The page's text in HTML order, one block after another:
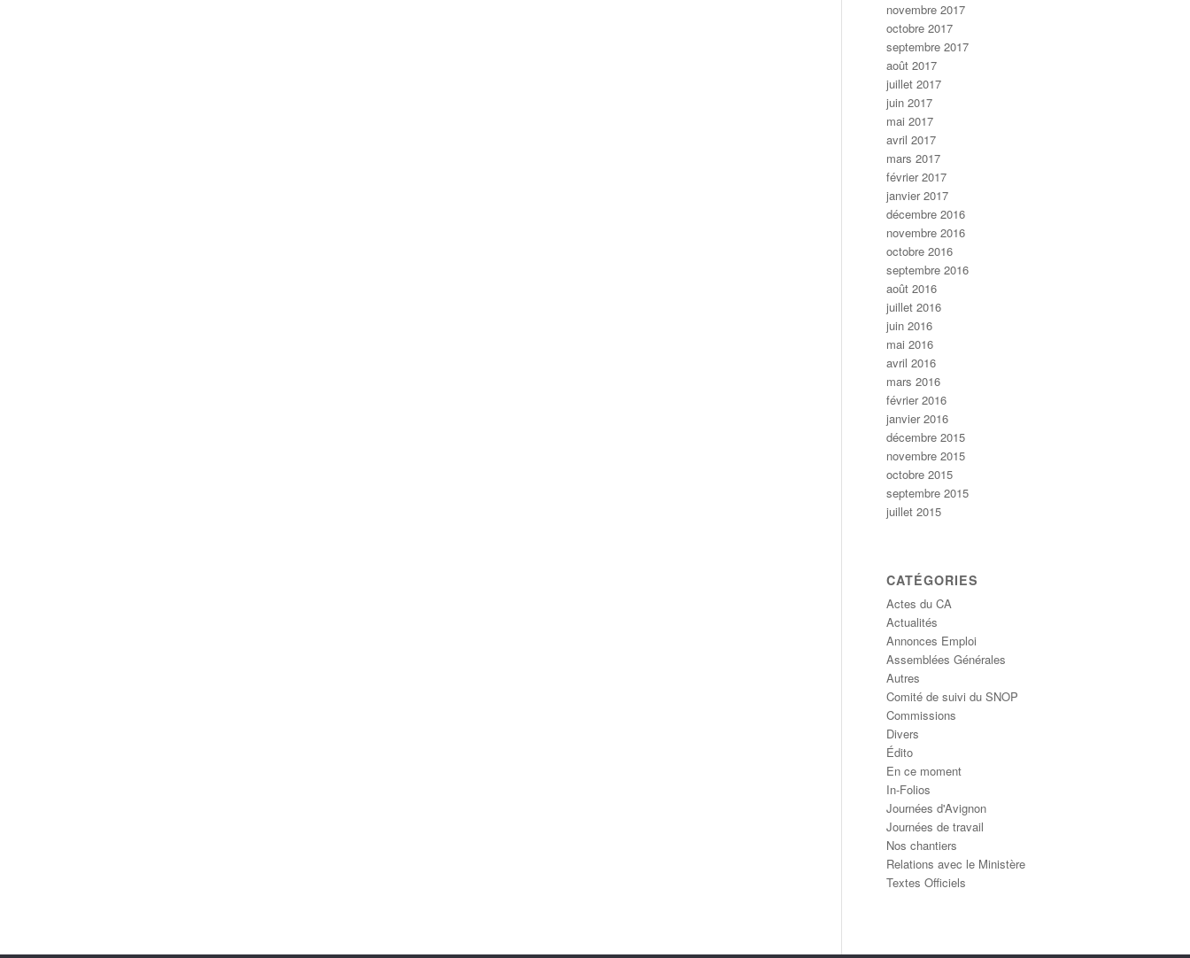
novembre 2017
octobre 2017
septembre 2017
août 2017
juillet 2017
juin 2017
mai 2017
avril 2017
mars 2017
février 2017
janvier 2017
décembre 2016
novembre 2016
octobre 2016
septembre 2016
août 2016
juillet 2016
juin 2016
mai 2016
avril 2016
mars 2016
février 2016
janvier 2016
décembre 2015
novembre 2015
octobre 2015
septembre 2015
juillet 2015
CATÉGORIES
Actes du CA
Actualités
Annonces Emploi
Assemblées Générales
Autres
Comité de suivi du SNOP
Commissions
Divers
Édito
En ce moment
In-Folios
Journées d'Avignon
Journées de travail
Nos chantiers
Relations avec le Ministère
Textes Officiels